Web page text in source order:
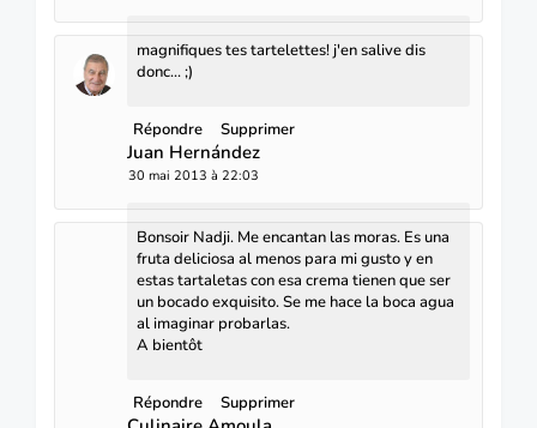
magnifiques tes tartelettes! j'en salive dis
donc... ;)
Répondre Supprimer
Juan Hernández
30 mai 2013 à 22:03
Bonsoir Nadji. Me encantan las moras. Es una
fruta deliciosa al menos para mi gusto y en
estas tartaletas con esa crema tienen que ser
un bocado exquisito. Se me hace la boca agua
al imaginar probarlas.
A bientôt
Répondre Supprimer